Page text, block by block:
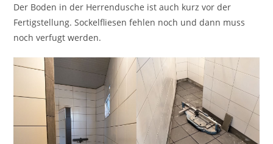
Der Boden in der Herrendusche ist auch kurz vor der
Fertigstellung. Sockelfliesen fehlen noch und dann muss
noch verfugt werden.